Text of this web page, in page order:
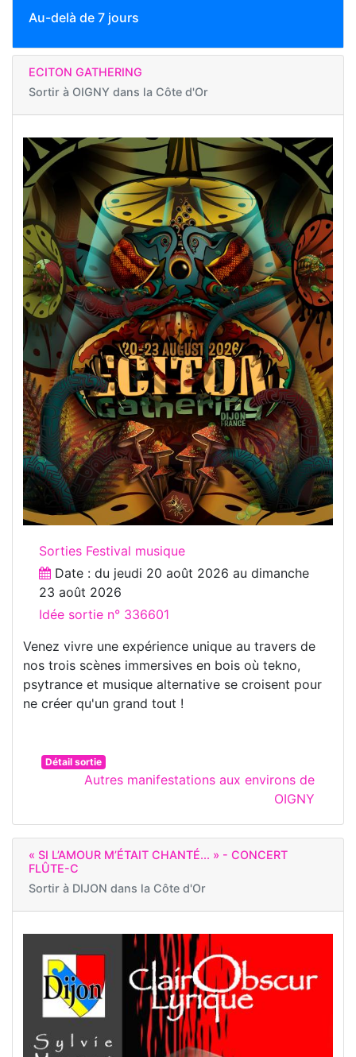
Au-delà de 7 jours
ECITON GATHERING
Sortir à OIGNY dans la Côte d'Or
Sorties Festival musique
Date : du jeudi 20 août 2026 au dimanche
23 août 2026
Idée sortie n° 336601
Venez vivre une expérience unique au travers de
nos trois scènes immersives en bois où tekno,
psytrance et musique alternative se croisent pour
ne créer qu'un grand tout !
Détail sortie
Autres manifestations aux environs de
OIGNY
« SI L’AMOUR M’ÉTAIT CHANTÉ... » - CONCERT
FLÛTE-C
Sortir à DIJON dans la Côte d'Or